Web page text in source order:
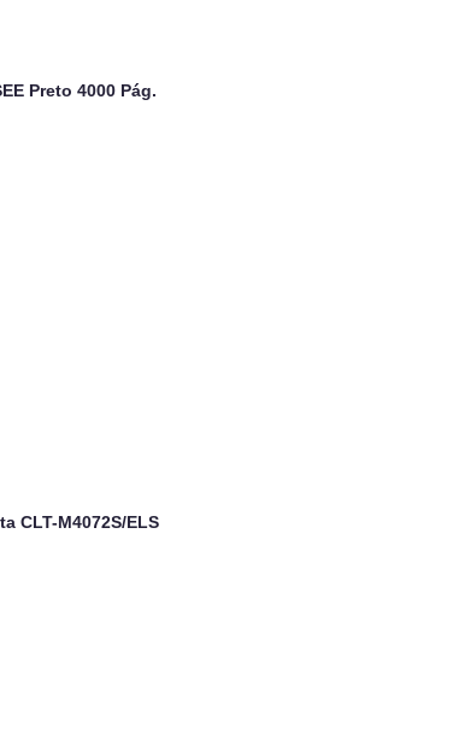
Preto 4000 Pág.
CLT-M4072S/ELS